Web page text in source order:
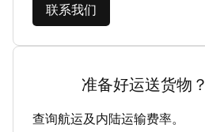
联系我们
准备好运送货物？
查询航运及内陆运输费率。